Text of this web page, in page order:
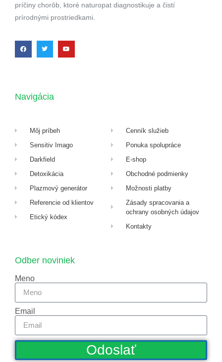
príčiny chorôb, ktoré naturopat diagnostikuje a čistí
prírodnými prostriedkami.
Navigácia
Môj príbeh
Sensitiv Imago
Darkfield
Detoxikácia
Plazmový generátor
Referencie od klientov
Etický kódex
Cenník služieb
Ponuka spolupráce
E-shop
Obchodné podmienky
Možnosti platby
Zásady spracovania a
ochrany osobných údajov
Kontakty
Odber noviniek
Meno
Email
Odoslať